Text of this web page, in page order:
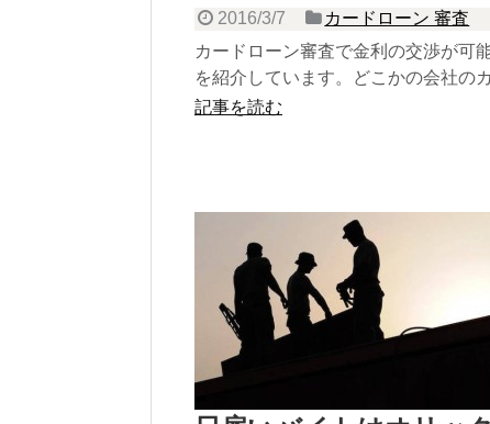
2016/3/7
カードローン 審査
カードローン審査で金利の交渉が可
を紹介しています。どこかの会社の
ーンに申し込む方はチェック！
記事を読む